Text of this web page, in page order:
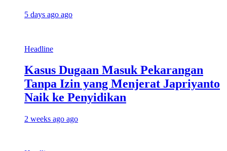
5 days ago ago
Headline
Kasus Dugaan Masuk Pekarangan
Tanpa Izin yang Menjerat Japriyanto
Naik ke Penyidikan
2 weeks ago ago